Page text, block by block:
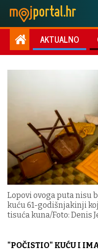
AKTUALNO
Lopovi ovoga puta nisu
kuću 61-godišnjakinji
tisuća kuna/Foto: Denis
"POČISTIO" KUĆU I